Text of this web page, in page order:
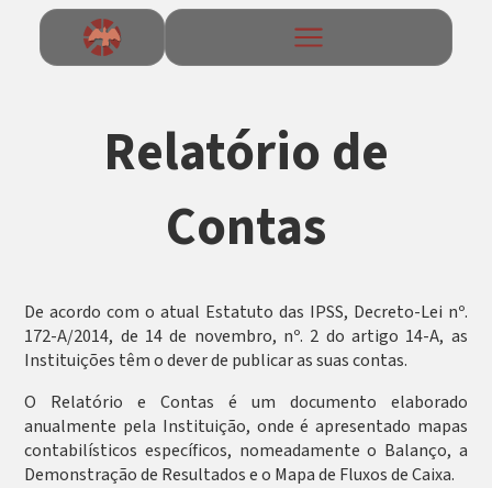
Relatório de
Contas
De acordo com o atual Estatuto das IPSS, Decreto-Lei nº.
172-A/2014, de 14 de novembro, nº. 2 do artigo 14-A, as
Instituições têm o dever de publicar as suas contas.
O Relatório e Contas é um documento elaborado
anualmente pela Instituição, onde é apresentado mapas
contabilísticos específicos, nomeadamente o Balanço, a
Demonstração de Resultados e o Mapa de Fluxos de Caixa.